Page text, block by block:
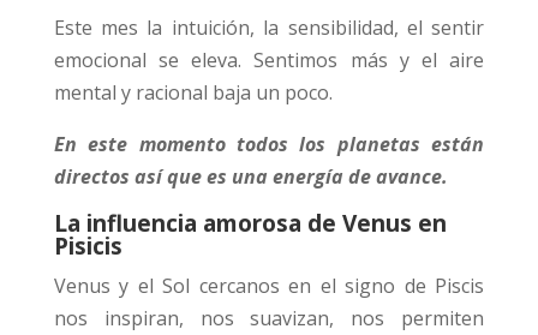
Este mes la intuición, la sensibilidad, el sentir
emocional se eleva. Sentimos más y el aire
mental y racional baja un poco.
En este momento todos los planetas están
directos así que es una energía de avance.
La influencia amorosa de Venus en
Pisicis
Venus y el Sol cercanos en el signo de Piscis
nos inspiran, nos suavizan, nos permiten